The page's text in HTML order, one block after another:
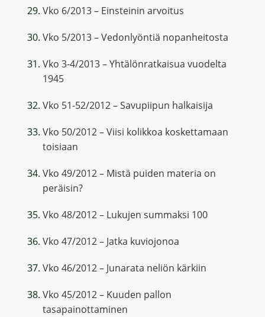
Vko 6/2013 – Einsteinin arvoitus
Vko 5/2013 – Vedonlyöntiä nopanheitosta
Vko 3-4/2013 – Yhtälönratkaisua vuodelta
1945
Vko 51-52/2012 – Savupiipun halkaisija
Vko 50/2012 – Viisi kolikkoa koskettamaan
toisiaan
Vko 49/2012 – Mistä puiden materia on
peräisin?
Vko 48/2012 – Lukujen summaksi 100
Vko 47/2012 – Jatka kuviojonoa
Vko 46/2012 – Junarata neliön kärkiin
Vko 45/2012 – Kuuden pallon
tasapainottaminen